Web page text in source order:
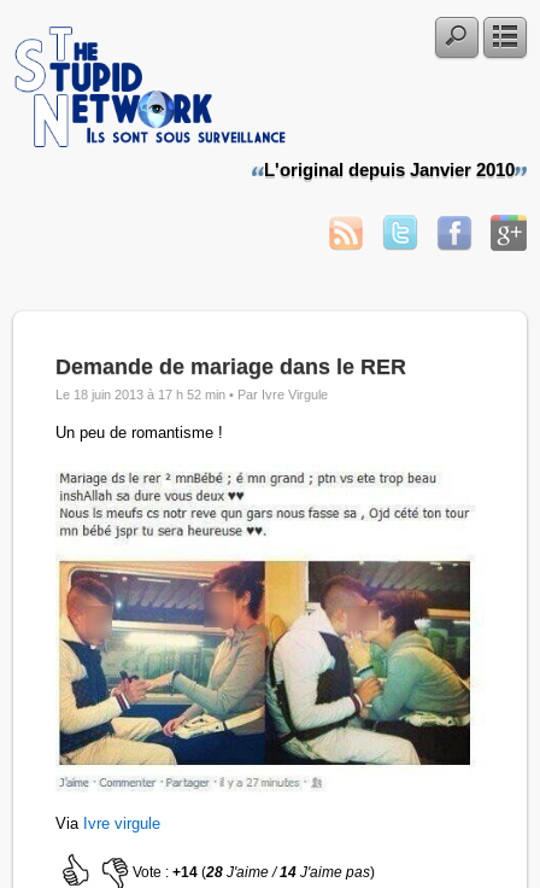
L'original depuis Janvier 2010
Demande de mariage dans le RER
Le 18 juin 2013 à 17 h 52 min • Par Ivre Virgule
Un peu de romantisme !
Via Ivre virgule
Vote :+14 (28J'aime /14 J'aime pas)